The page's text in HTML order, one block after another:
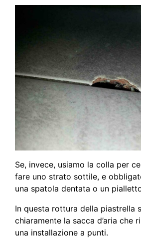
Se, invece, usiamo la colla per
fare uno strato sottile, e
una spatola dentata o un
In questa rottura della piastrella
chiaramente la sacca d’aria che
una installazione a punti.